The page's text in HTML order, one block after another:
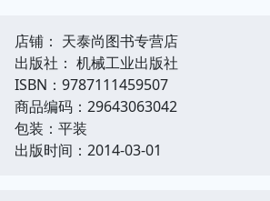
店铺： 天泰尚图书专营店
出版社： 机械工业出版社
ISBN：9787111459507
商品编码：29643063042
包装：平装
出版时间：2014-03-01